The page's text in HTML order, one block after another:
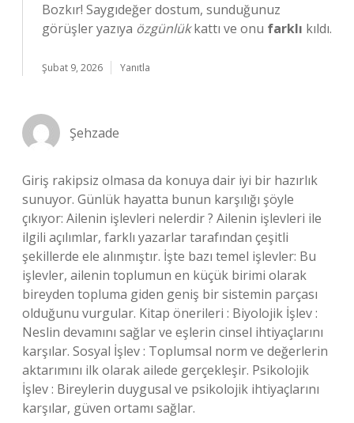
Bozkır! Saygıdeğer dostum, sunduğunuz
görüşler yazıya özgünlükkattı ve onu farklı kıldı.
Şubat 9, 2026 Yanıtla
Şehzade
Giriş rakipsiz olmasa da konuya dair iyi bir hazırlık
sunuyor. Günlük hayatta bunun karşılığı şöyle
çıkıyor: Ailenin işlevleri nelerdir ? Ailenin işlevleri ile
ilgili açılımlar, farklı yazarlar tarafından çeşitli
şekillerde ele alınmıştır. İşte bazı temel işlevler: Bu
işlevler, ailenin toplumun en küçük birimi olarak
bireyden topluma giden geniş bir sistemin parçası
olduğunu vurgular. Kitap önerileri : Biyolojik İşlev :
Neslin devamını sağlar ve eşlerin cinsel ihtiyaçlarını
karşılar. Sosyal İşlev : Toplumsal norm ve değerlerin
aktarımını ilk olarak ailede gerçekleşir. Psikolojik
İşlev : Bireylerin duygusal ve psikolojik ihtiyaçlarını
karşılar, güven ortamı sağlar.